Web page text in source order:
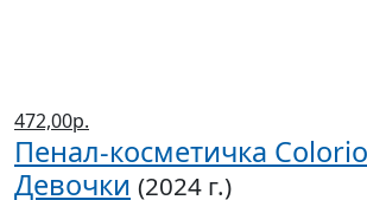
472,00р.
Пенал-косметичка
Девочки (2024 г.)